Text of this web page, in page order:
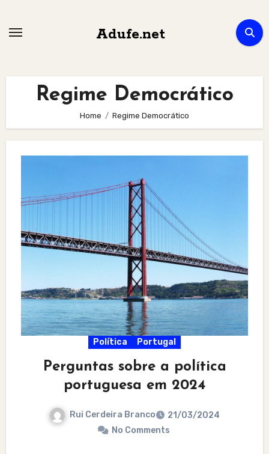
Adufe.net
Regime Democrático
Home Regime Democrático
Política Portugal
Perguntas sobre a política
portuguesa em 2024
Rui Cerdeira Branco
21/03/2024
No Comments